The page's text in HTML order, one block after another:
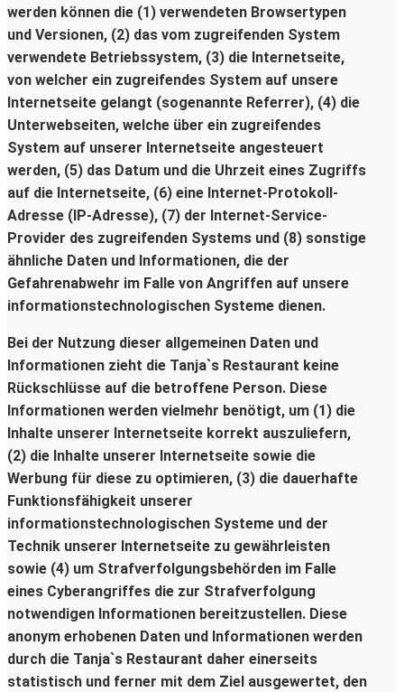
werden können die (1) verwendeten Browsertypen
und Versionen, (2) das vom zugreifenden System
verwendete Betriebssystem, (3) die Internetseite,
von welcher ein zugreifendes System auf unsere
Internetseite gelangt (sogenannte Referrer), (4) die
Unterwebseiten, welche über ein zugreifendes
System auf unserer Internetseite angesteuert
werden, (5) das Datum und die Uhrzeit eines Zugriffs
auf die Internetseite, (6) eine Internet-Protokoll-
Adresse (IP-Adresse), (7) der Internet-Service-
Provider des zugreifenden Systems und (8) sonstige
ähnliche Daten und Informationen, die der
Gefahrenabwehr im Falle von Angriffen auf unsere
informationstechnologischen Systeme dienen.
Bei der Nutzung dieser allgemeinen Daten und
Informationen zieht die Tanja`s Restaurant keine
Rückschlüsse auf die betroffene Person. Diese
Informationen werden vielmehr benötigt, um (1) die
Inhalte unserer Internetseite korrekt auszuliefern,
(2) die Inhalte unserer Internetseite sowie die
Werbung für diese zu optimieren, (3) die dauerhafte
Funktionsfähigkeit unserer
informationstechnologischen Systeme und der
Technik unserer Internetseite zu gewährleisten
sowie (4) um Strafverfolgungsbehörden im Falle
eines Cyberangriffes die zur Strafverfolgung
notwendigen Informationen bereitzustellen. Diese
anonym erhobenen Daten und Informationen werden
durch die Tanja`s Restaurant daher einerseits
statistisch und ferner mit dem Ziel ausgewertet, den